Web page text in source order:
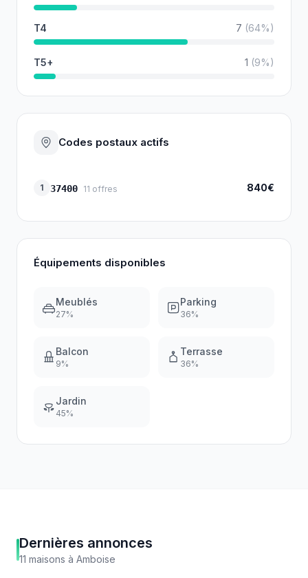
T4 7 (64%)
T5+ 1 (9%)
Codes postaux actifs
1 37400 11 offres 840€
Équipements disponibles
Meublés
27%
Parking
36%
Balcon
9%
Terrasse
36%
Jardin
45%
Dernières annonces
11 maisons à Amboise